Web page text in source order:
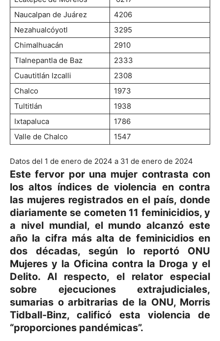
Naucalpan de Juárez
4206
Nezahualcóyotl
3295
Chimalhuacán
2910
Tlalnepantla de Baz
2333
Cuautitlán Izcalli
2308
Chalco
1973
Tultitlán
1938
Ixtapaluca
1786
Valle de Chalco
1547
Datos del 1 de enero de 2024 a 31 de enero de 2024
Este fervor por una mujer contrasta con
los altos índices de violencia en contra
las mujeres registrados en el país, donde
diariamente se cometen 11 feminicidios, y
a nivel mundial, el mundo alcanzó este
año la cifra más alta de feminicidios en
dos décadas, según lo reportó ONU
Mujeres y la Oficina contra la Droga y el
Delito. Al respecto, el relator especial
sobre ejecuciones extrajudiciales,
sumarias o arbitrarias de la ONU, Morris
Tidball-Binz, calificó esta violencia de
“proporciones pandémicas”.